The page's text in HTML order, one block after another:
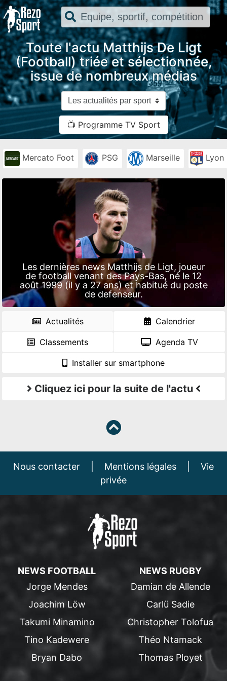
Toute l'actu Matthijs De Ligt
(Football) triée et sélectionnée,
issue de nombreux médias
📺 Programme TV Sport
Mercato Foot PSG Marseille Lyon
Les dernières news Matthijs de Ligt, joueur
de football venant des Pays-Bas, né le 12
août 1999 (il y a 27 ans) et habitué du poste
de defenseur.
Actualités Calendrier
Classements Agenda TV
Installer sur smartphone
Cliquez ici pour la suite de l'actu
Nous contacter Mentions légales
Vie
privée
NEWS FOOTBALL
Jorge Mendes
Joachim Löw
Takumi Minamino
Tino Kadewere
Bryan Dabo
NEWS RUGBY
Damian de Allende
Carlü Sadie
Christopher Tolofua
Théo Ntamack
Thomas Ployet